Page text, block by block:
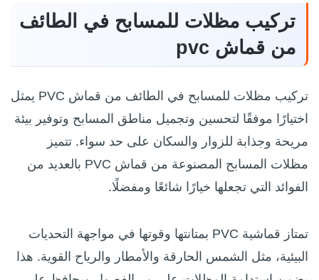
تركيب مظلات للمسابح في الطائف
من قماش pvc
تركيب مظلات للمسابح في الطائف من قماش PVC يمثل
اختيارًا موفقًا لتحسين وتجميل مناطق المسابح وتوفير بيئة
مريحة وجذابة للزوار والسكان على حد سواء. تتميز
مظلات المسابح المصنوعة من قماش PVC بالعديد من
الفوائد التي تجعلها خيارًا شائعًا ومفضلًا.
تمتاز قماشية PVC بمتانتها وقوتها في مواجهة التحديات
البيئية، مثل الشمس الحارقة والأمطار والرياح القوية. هذا